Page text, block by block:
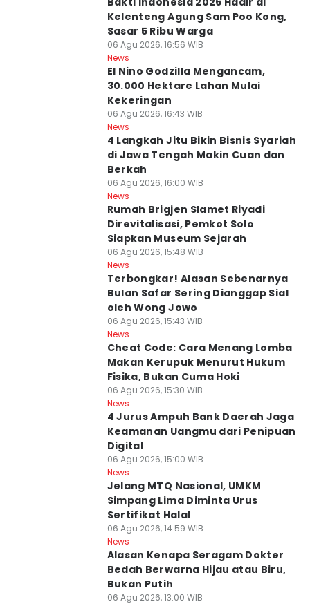
Kelenteng Agung Sam Poo Kong,
Sasar 5 Ribu Warga
06 Agu 2026, 16:56 WIB
News
El Nino Godzilla Mengancam,
30.000 Hektare Lahan Mulai
Kekeringan
06 Agu 2026, 16:43 WIB
News
4 Langkah Jitu Bikin Bisnis Syariah
di Jawa Tengah Makin Cuan dan
Berkah
06 Agu 2026, 16:00 WIB
News
Rumah Brigjen Slamet Riyadi
Direvitalisasi, Pemkot Solo
Siapkan Museum Sejarah
06 Agu 2026, 15:48 WIB
News
Terbongkar! Alasan Sebenarnya
Bulan Safar Sering Dianggap Sial
oleh Wong Jowo
06 Agu 2026, 15:43 WIB
News
Cheat Code: Cara Menang Lomba
Makan Kerupuk Menurut Hukum
Fisika, Bukan Cuma Hoki
06 Agu 2026, 15:30 WIB
News
4 Jurus Ampuh Bank Daerah Jaga
Keamanan Uangmu dari Penipuan
Digital
06 Agu 2026, 15:00 WIB
News
Jelang MTQ Nasional, UMKM
Simpang Lima Diminta Urus
Sertifikat Halal
06 Agu 2026, 14:59 WIB
News
Alasan Kenapa Seragam Dokter
Bedah Berwarna Hijau atau Biru,
Bukan Putih
06 Agu 2026, 13:00 WIB